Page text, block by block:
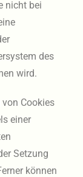
nicht bei
des
wird.
Cookies
einer
Setzung
können